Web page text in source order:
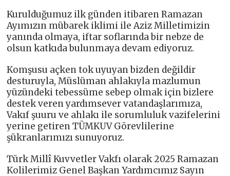
Kurulduğumuz ilk günden itibaren Ramazan
Ayımızın mübarek iklimi ile Aziz Milletimizin
yanında olmaya, iftar soflarında bir nebze de
olsun katkıda bulunmaya devam ediyoruz.
Komşusu açken tok uyuyan bizden değildir
desturuyla, Müslüman ahlakıyla mazlumun
yüzündeki tebessüme sebep olmak için bizlere
destek veren yardımsever vatandaşlarımıza,
Vakıf şuuru ve ahlakı ile sorumluluk vazifelerini
yerine getiren TÜMKUV Görevlilerine
şükranlarımızı sunuyoruz.
Türk Millî Kuvvetler Vakfı olarak 2025 Ramazan
Kolilerimiz Genel Başkan Yardımcımız Sayın